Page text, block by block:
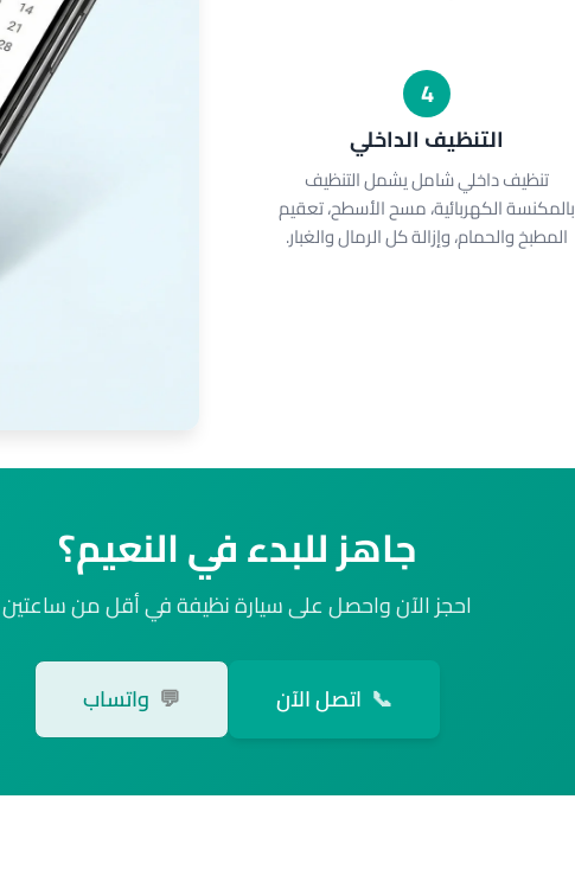
4
التنظيف الداخلي
تنظيف داخلي شامل يشمل التنظيف
بالمكنسة الكهربائية، مسح الأسطح، تعقيم
المطبخ والحمام، وإزالة كل الرمال والغبار.
جاهز للبدء في النعيم؟
احجز الآن واحصل على سيارة نظيفة في أقل من ساعتين
📞 اتصل الآن 💬 واتساب